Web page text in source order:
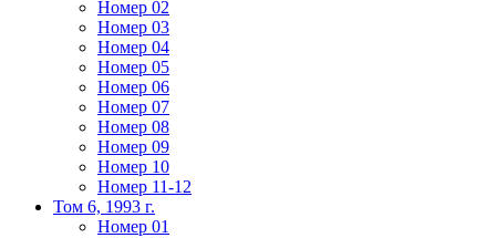
Номер 02
Номер 03
Номер 04
Номер 05
Номер 06
Номер 07
Номер 08
Номер 09
Номер 10
Номер 11-12
Том 6, 1993 г.
Номер 01